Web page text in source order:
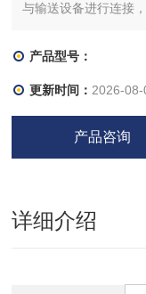
与输送设备进行连接
产品型号：
更新时间： 2026-08-
产品咨询
详细介绍